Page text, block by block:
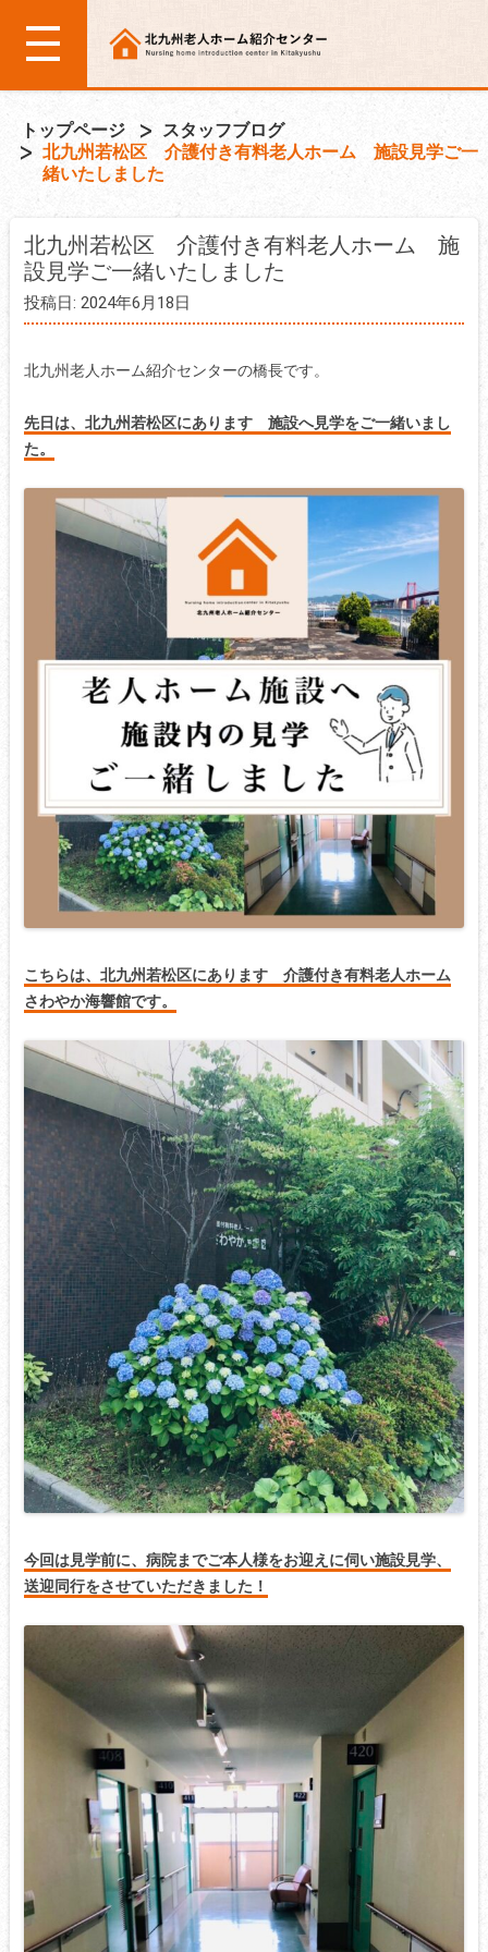
トップページ
スタッフブログ
北九州若松区 介護付き有料老人ホーム 施設見学ご一
緒いたしました
北九州若松区 介護付き有料老人ホーム 施
設見学ご一緒いたしました
投稿日: 2024年6月18日
北九州老人ホーム紹介センターの橋長です。
先日は、北九州若松区にあります 施設へ見学をご一緒いまし
た。
こちらは、北九州若松区にあります 介護付き有料老人ホーム
さわやか海響館です。
今回は見学前に、病院までご本人様をお迎えに伺い施設見学、
送迎同行をさせていただきました！